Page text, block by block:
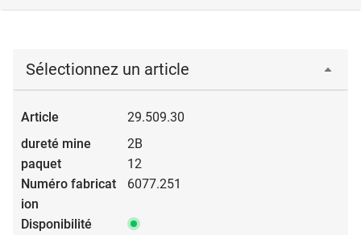
Sélectionnez un article
29.509.30
2B
12
6077.251